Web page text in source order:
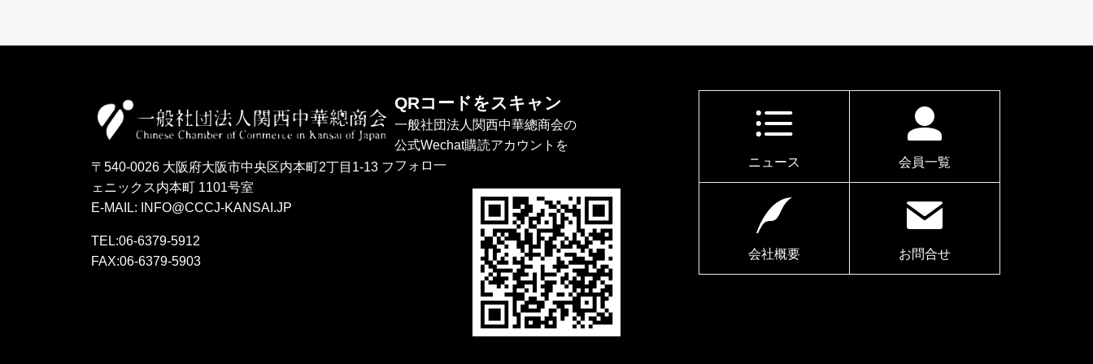
〒540-0026 大阪府大阪市中央区内本町2丁目1-13 フ
ェニックス内本町 1101号室
E-MAIL: INFO@CCCJ-KANSAI.JP
TEL:06-6379-5912
FAX:06-6379-5903
QRコードをスキャン
一般社団法人関西中華總商会の
公式Wechat購読アカウントを
フォロ一
ニュース 会員一覧
会社概要 お問合せ